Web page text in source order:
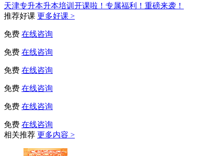
天津专升本升本培训开课啦！专属福利！重磅来袭！
推荐好课 更多好课 >
免费 在线咨询
免费 在线咨询
免费 在线咨询
免费 在线咨询
免费 在线咨询
免费 在线咨询
相关推荐 更多内容 >